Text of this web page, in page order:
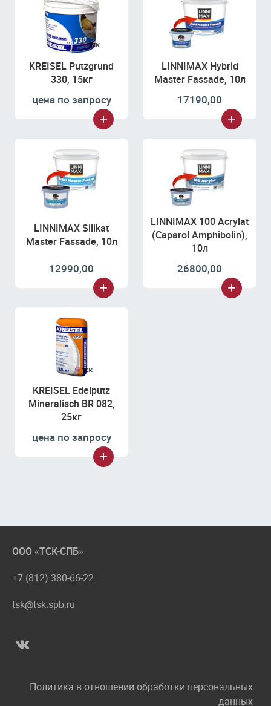
KREISEL Putzgrund
330, 15кг
цена по запросу
LINNIMAX Hybrid
Master Fassade, 10л
17190,00
LINNIMAX Silikat
Master Fassade, 10л
12990,00
LINNIMAX 100 Acrylat
(Caparol Amphibolin),
10л
26800,00
KREISEL Edelputz
Mineralisch BR 082,
25кг
цена по запросу
ООО «ТСК-СПБ»
+7 (812) 380-66-22
tsk@tsk.spb.ru
Политика в отношении обработки персональных
данных